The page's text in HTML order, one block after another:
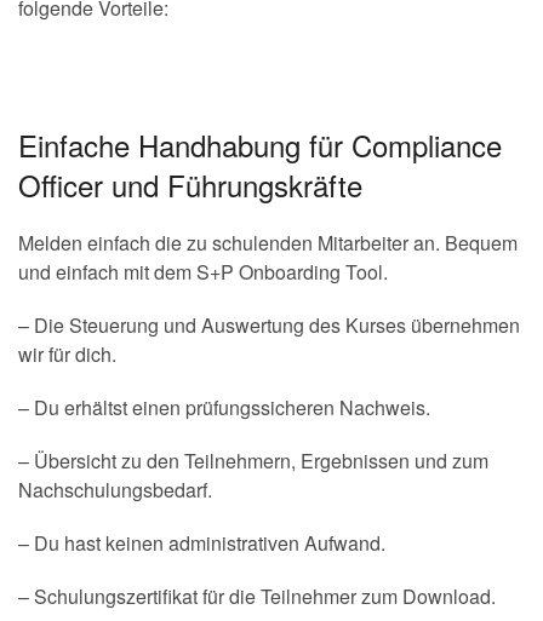
folgende Vorteile:
Einfache Handhabung für Compliance
Officer und Führungskräfte
Melden einfach die zu schulenden Mitarbeiter an. Bequem
und einfach mit dem S+P Onboarding Tool.
– Die Steuerung und Auswertung des Kurses übernehmen
wir für dich.
– Du erhältst einen prüfungssicheren Nachweis.
– Übersicht zu den Teilnehmern, Ergebnissen und zum
Nachschulungsbedarf.
– Du hast keinen administrativen Aufwand.
– Schulungszertifikat für die Teilnehmer zum Download.